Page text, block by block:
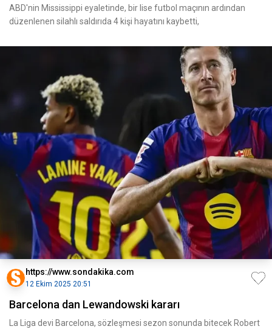
ABD'nin Mississippi eyaletinde, bir lise futbol maçının ardından
düzenlenen silahlı saldırıda 4 kişi hayatını kaybetti,
https://www.sondakika.com
12 Ekim 2025 20:51
Barcelona dan Lewandowski kararı
La Liga devi Barcelona, sözleşmesi sezon sonunda bitecek Robert